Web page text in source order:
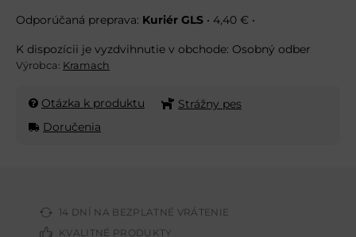
Kuriér GLS • 4,40 € •
Osobný odber
Výrobca: Kramach
Otázka k produktu
Strážny pes
Doručenia
14 DNÍ NA BEZPLATNÉ VRÁTENIE
KVALITNÉ PRODUKTY